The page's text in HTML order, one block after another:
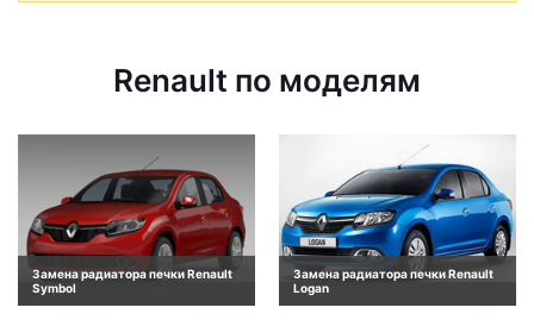
Renault по моделям
Замена радиатора печки Renault
Symbol
Замена радиатора печки Renault
Logan